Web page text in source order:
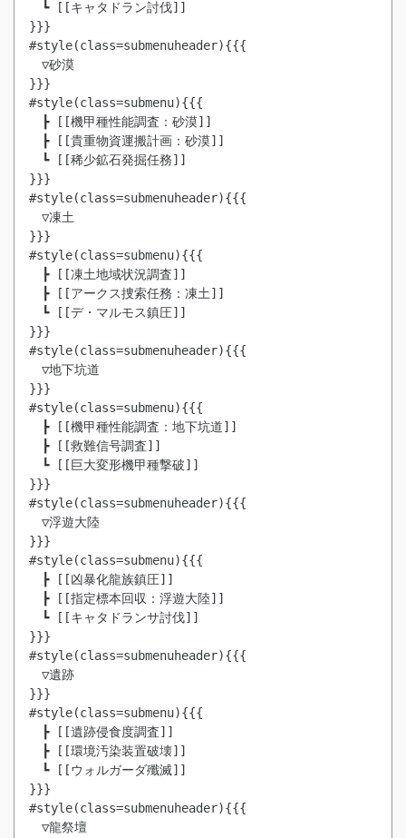
┗ [[キャタドラン討伐]]
}}}
#style(class=submenuheader){{{
▽砂漠
}}}
#style(class=submenu){{{
┣ [[機甲種性能調査：砂漠]]
┣ [[貴重物資運搬計画：砂漠]]
┗ [[稀少鉱石発掘任務]]
}}}
#style(class=submenuheader){{{
▽凍土
}}}
#style(class=submenu){{{
┣ [[凍土地域状況調査]]
┣ [[アークス捜索任務：凍土]]
┗ [[デ・マルモス鎮圧]]
}}}
#style(class=submenuheader){{{
▽地下坑道
}}}
#style(class=submenu){{{
┣ [[機甲種性能調査：地下坑道]]
┣ [[救難信号調査]]
┗ [[巨大変形機甲種撃破]]
}}}
#style(class=submenuheader){{{
▽浮遊大陸
}}}
#style(class=submenu){{{
┣ [[凶暴化龍族鎮圧]]
┣ [[指定標本回収：浮遊大陸]]
┗ [[キャタドランサ討伐]]
}}}
#style(class=submenuheader){{{
▽遺跡
}}}
#style(class=submenu){{{
┣ [[遺跡侵食度調査]]
┣ [[環境汚染装置破壊]]
┗ [[ウォルガーダ殲滅]]
}}}
#style(class=submenuheader){{{
▽龍祭壇